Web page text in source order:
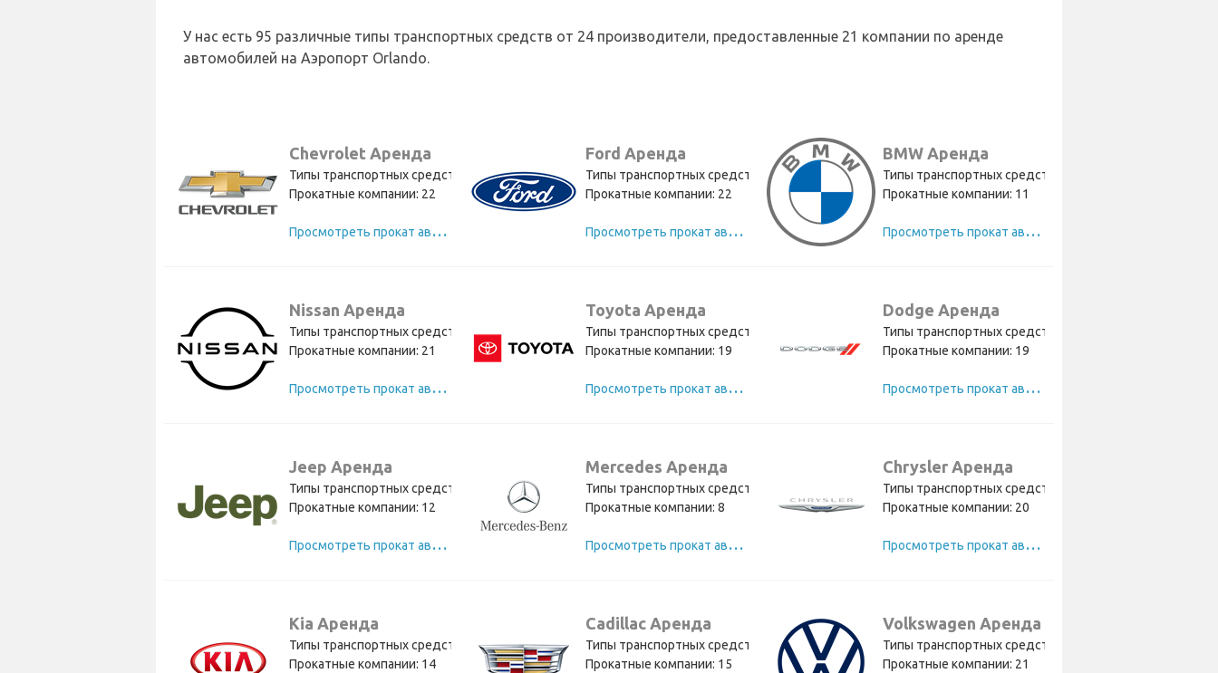
У нас есть 95 различные типы транспортных средств от 24 производители, предоставленные 21 компании по аренде
автомобилей на Аэропорт Orlando.
Chevrolet Аренда
Типы транспортных средств: 14
Прокатные компании: 22
П
росмотреть прокат автомобилей Chevrolet
Ford Аренда
Типы транспортных средств: 13
Прокатные компании: 22
П
росмотреть прокат автомобилей Ford
BMW Аренда
Типы транспортных средств: 10
Прокатные компании: 11
П
росмотреть прокат автомобилей BMW
Nissan Аренда
Типы транспортных средств: 8
Прокатные компании: 21
П
росмотреть прокат автомобилей Nissan
Toyota Аренда
Типы транспортных средств: 6
Прокатные компании: 19
П
росмотреть прокат автомобилей Toyota
Dodge Аренда
Типы транспортных средств: 5
Прокатные компании: 19
П
росмотреть прокат автомобилей Dodge
Jeep Аренда
Типы транспортных средств: 4
Прокатные компании: 12
П
росмотреть прокат автомобилей Jeep
Mercedes Аренда
Типы транспортных средств: 4
Прокатные компании: 8
П
росмотреть прокат автомобилей Mercedes
Chrysler Аренда
Типы транспортных средств: 4
Прокатные компании: 20
П
росмотреть прокат автомобилей Chrysler
Kia Аренда
Типы транспортных средств: 4
Прокатные компании: 14
Cadillac Аренда
Типы транспортных средств: 3
Прокатные компании: 15
Volkswagen Аренда
Типы транспортных средств: 3
Прокатные компании: 21